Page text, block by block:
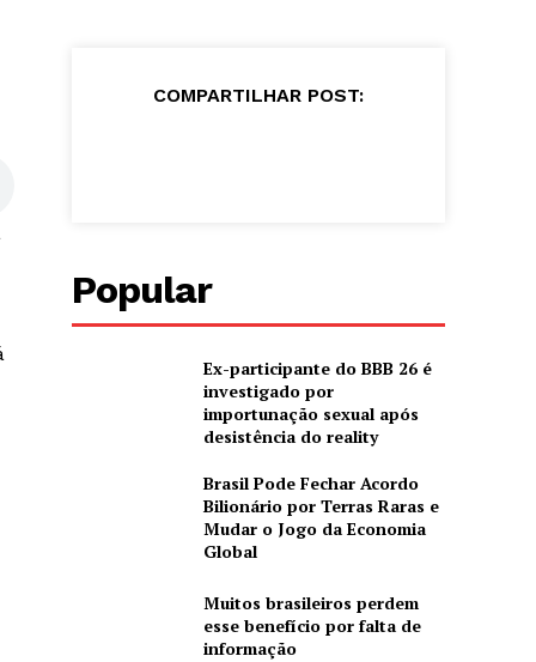
COMPARTILHAR POST:
Popular
Ex-participante do BBB 26 é
investigado por
importunação sexual após
desistência do reality
Brasil Pode Fechar Acordo
Bilionário por Terras Raras e
Mudar o Jogo da Economia
Global
Muitos brasileiros perdem
esse benefício por falta de
informação